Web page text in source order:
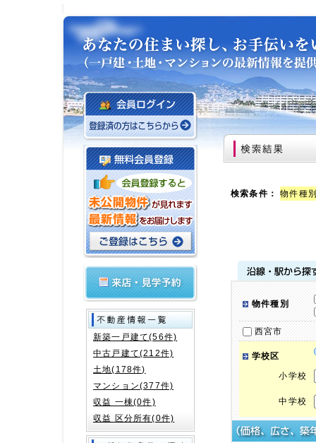
検索条件：物件種
物件種別
西宮市
学校区
小学校
中学校
新築一戸建て(56件)
中古戸建て(212件)
土地(178件)
マンション(377件)
収益 一棟(0件)
収益 区分所有(0件)